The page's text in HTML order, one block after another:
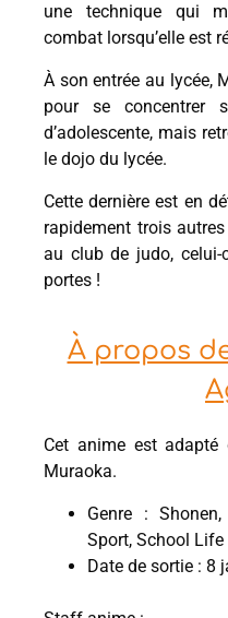
une technique qui
combat lorsqu’elle est
À son entrée au lycée,
pour se concentrer
d’adolescente, mais
le dojo du lycée.
Cette dernière est en
rapidement trois
au club de judo,
portes !
À propos
Cet anime est
Muraoka.
Genre :
Sport, School Life
Date de sortie : 8